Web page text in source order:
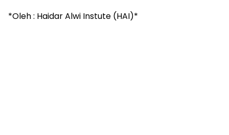
*Oleh : Haidar Alwi Instute (HAI)*